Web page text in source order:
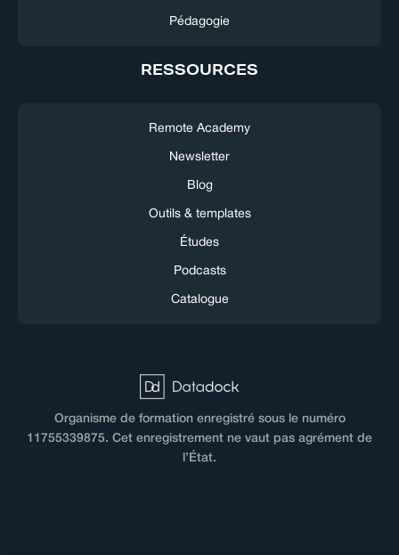
Pédagogie
RESSOURCES
Remote Academy
Newsletter
Blog
Outils & templates
Études
Podcasts
Catalogue
Organisme de formation enregistré sous le numéro
11755339875. Cet enregistrement ne vaut pas agrément de
l’État.